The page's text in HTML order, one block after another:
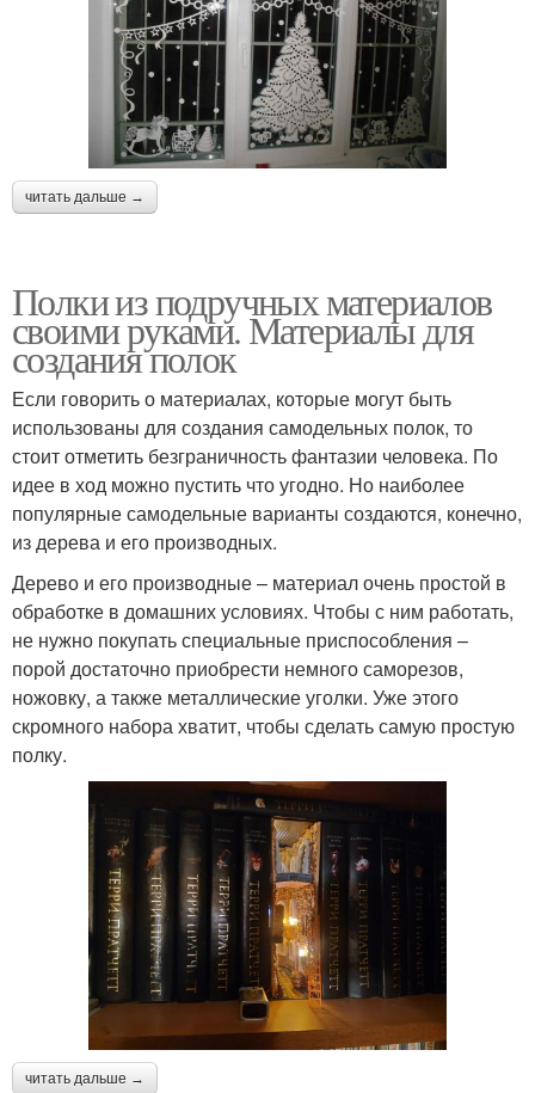
читать дальше →
Полки из подручных материалов
своими руками. Материалы для
создания полок
Если говорить о материалах, которые могут быть
использованы для создания самодельных полок, то
стоит отметить безграничность фантазии человека. По
идее в ход можно пустить что угодно. Но наиболее
популярные самодельные варианты создаются, конечно,
из дерева и его производных.
Дерево и его производные – материал очень простой в
обработке в домашних условиях. Чтобы с ним работать,
не нужно покупать специальные приспособления –
порой достаточно приобрести немного саморезов,
ножовку, а также металлические уголки. Уже этого
скромного набора хватит, чтобы сделать самую простую
полку.
читать дальше →